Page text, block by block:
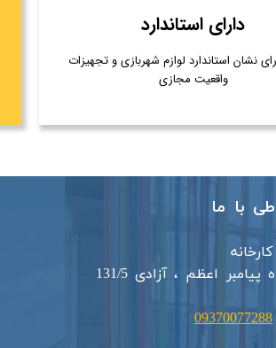
دارای استاندارد
نشان استاندارد لوازم شهربازی و تجهیزات
واقعیت مجازی
با ما
اعظم ، آزادی 131/5​​
09370077288